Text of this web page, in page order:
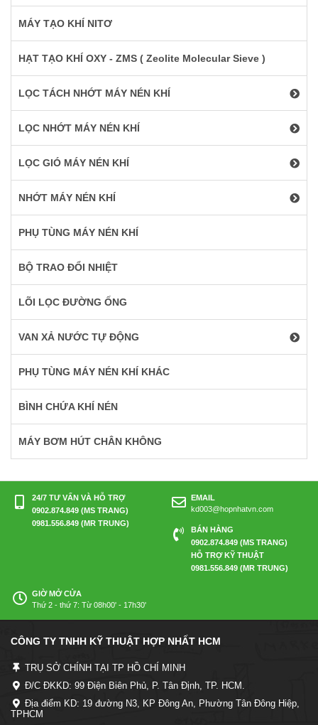
MÁY TẠO KHÍ NITƠ
HẠT TẠO KHÍ OXY - ZMS ( Zeolite Molecular Sieve )
LỌC TÁCH NHỚT MÁY NÉN KHÍ
LỌC NHỚT MÁY NÉN KHÍ
LỌC GIÓ MÁY NÉN KHÍ
NHỚT MÁY NÉN KHÍ
PHỤ TÙNG MÁY NÉN KHÍ
BỘ TRAO ĐỔI NHIỆT
LÕI LỌC ĐƯỜNG ỐNG
VAN XẢ NƯỚC TỰ ĐỘNG
PHỤ TÙNG MÁY NÉN KHÍ KHÁC
BÌNH CHỨA KHÍ NÉN
MÁY BƠM HÚT CHÂN KHÔNG
24/7 TƯ VẤN VÀ HỖ TRỢ
0902.874.849 (MS TRANG)
0981.556.849 (MR TRUNG)
EMAIL
kd003@hopnhatvn.com
BÁN HÀNG
0902.874.849 (MS TRANG)
HỖ TRỢ KỸ THUẬT
0981.556.849 (MR TRUNG)
GIỜ MỞ CỬA
Thứ 2 - thứ 7: Từ 08h00' - 17h30'
CÔNG TY TNHH KỸ THUẬT HỢP NHẤT HCM
TRỤ SỞ CHÍNH TẠI TP HỒ CHÍ MINH
Đ/C ĐKKD: 99 Điện Biên Phủ, P. Tân Định, TP. HCM.
Địa điểm KD: 19 đường N3, KP Đông An, Phường Tân Đông Hiệp,
TPHCM